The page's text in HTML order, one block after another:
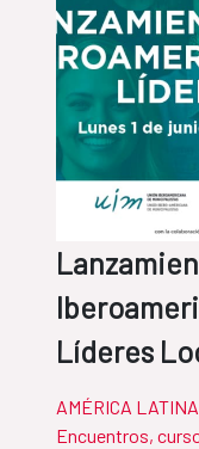
Líderes
AMÉRICA
Encuentros,